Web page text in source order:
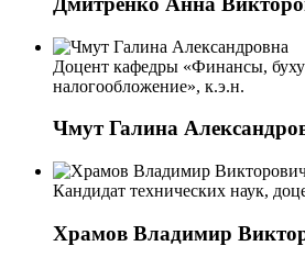
Доцент кафедры «Финансы,
налогообложение», к.э.н.
Чмут Галина
Кандидат технических наук,
Храмов Владимир